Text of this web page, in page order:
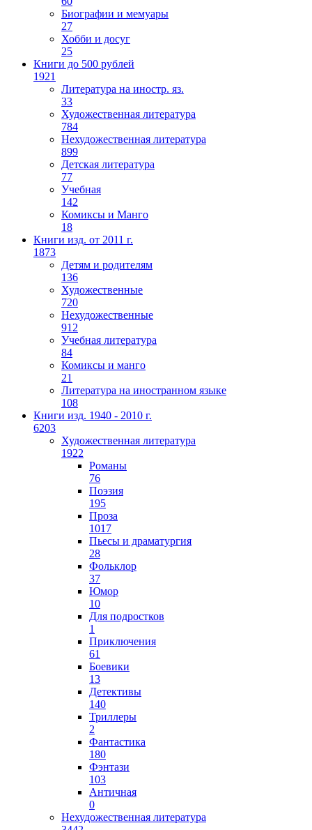
Биографии и мемуары
27
Хобби и досуг
25
Книги до 500 рублей
1921
Литература на иностр. яз.
33
Художественная литература
784
Нехудожественная литература
899
Детская литература
77
Учебная
142
Комиксы и Манго
18
Книги изд. от 2011 г.
1873
Детям и родителям
136
Художественные
720
Нехудожественные
912
Учебная литература
84
Комиксы и манго
21
Литература на иностранном языке
108
Книги изд. 1940 - 2010 г.
6203
Художественная литература
1922
Романы
76
Поэзия
195
Проза
1017
Пьесы и драматургия
28
Фольклор
37
Юмор
10
Для подростков
1
Приключения
61
Боевики
13
Детективы
140
Триллеры
2
Фантастика
180
Фэнтази
103
Античная
0
Нехудожественная литература